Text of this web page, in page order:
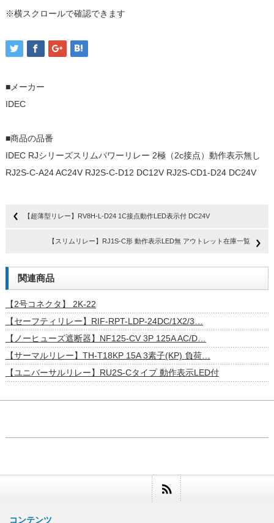
※横スクロールで確認できます
■メーカー
IDEC
■商品の品番
IDEC RJシリーズスリムパワーリレー 2極（2c接点）動作表示無し
RJ2S-C-A24 AC24V RJ2S-C-D12 DC12V RJ2S-CD1-D24 DC24V
【超薄型リレー】RV8H-L-D24 1C接点動作LED表示付 DC24V
【スリムリレー】RJ1S-C形 動作表示LED無 アウトレット在庫一覧
関連商品
【2号コネクタ】 2K-22
【セーフティリレー】RIF-RPT-LDP-24DC/1X2/3…
【ノーヒューズ遮断器】NF125-CV 3P 125A AC/D…
【サーマルリレー】TH-T18KP 15A 3素子(KP) 負荷…
【ユニバーサルリレー】RU2S-Cタイプ 動作表示LED付
コンテンツ